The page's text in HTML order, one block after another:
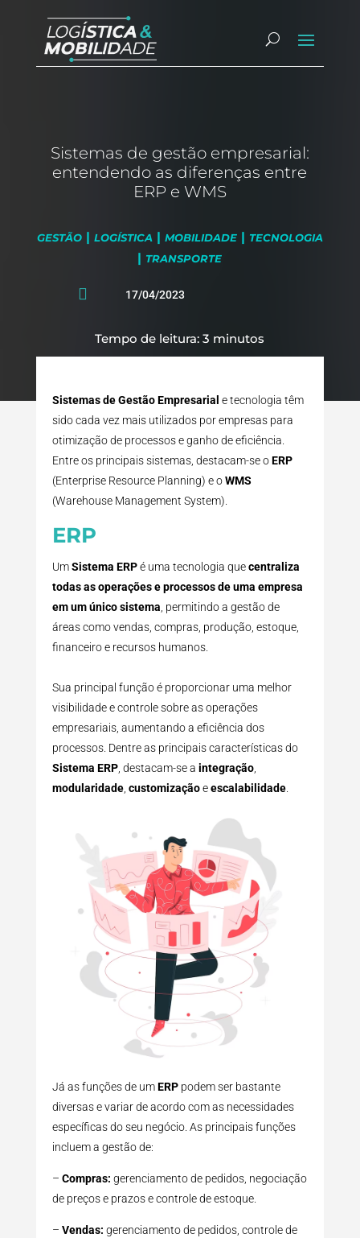
Sistemas de gestão empresarial:
entendendo as diferenças entre
ERP e WMS
GESTÃO| LOGÍSTICA | MOBILIDADE| TECNOLOGIA
| TRANSPORTE
 17/04/2023
Tempo de leitura: 3 minutos
Sistemas de Gestão Empresarial e tecnologia têm
sido cada vez mais utilizados por empresas para
otimização de processos e ganho de eficiência.
Entre os principais sistemas, destacam-se oERP
(Enterprise Resource Planning) e oWMS
(Warehouse Management System).
ERP
UmSistema ERPé uma tecnologia quecentraliza
todas as operações e processos de uma empresa
em um único sistema, permitindo a gestão de
áreas como vendas, compras, produção, estoque,
financeiro e recursos humanos.
Sua principal função é proporcionar uma melhor
visibilidade e controle sobre as operações
empresariais, aumentando a eficiência dos
processos. Dentre as principais características do
Sistema ERP, destacam-se a integração,
modularidade, customizaçãoeescalabilidade.
Já as funções de umERP podem ser bastante
diversas e variar de acordo com as necessidades
específicas do seu negócio. As principais funções
incluem a gestão de:
– Compras: gerenciamento de pedidos, negociação
de preços e prazos e controle de estoque.
– Vendas: gerenciamento de pedidos, controle de